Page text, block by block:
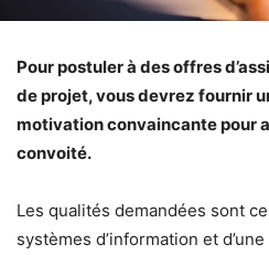
Pour postuler à des offres
de projet, vous devrez fournir
motivation convaincante pour
convoité.
Les qualités demandées sont
systèmes d’information et